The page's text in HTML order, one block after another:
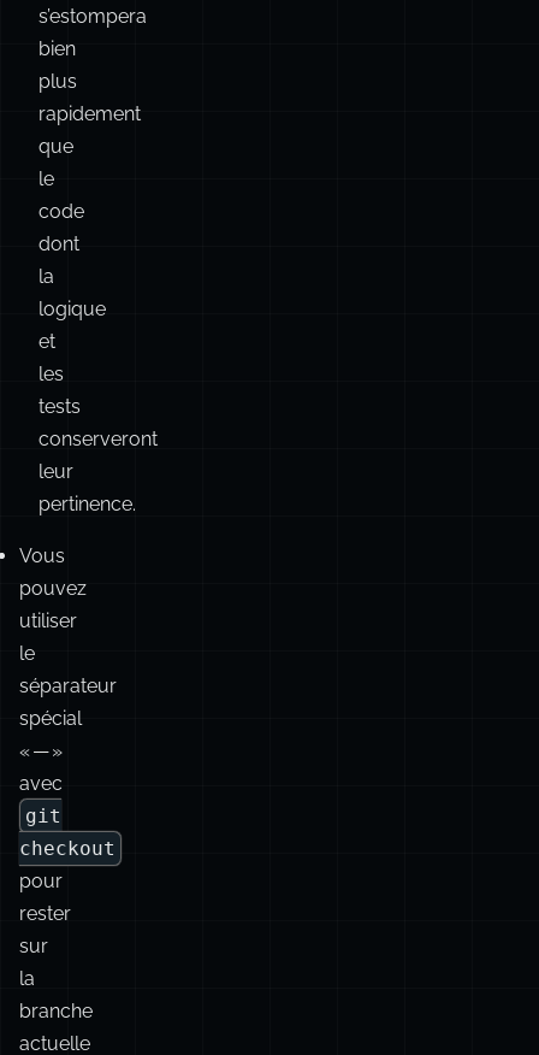
de
vos
messages
de
commit
s’estompera
bien
plus
rapidement
que
le
code
dont
la
logique
et
Vous
pouvez
utiliser
le
séparateur
spécial
« — »
avec
git
checkout
pour